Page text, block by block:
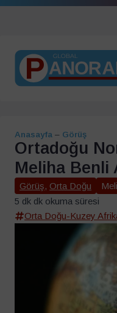
Anasayfa – Görüş
Ortadoğu
Meliha Benli
Görüş, Orta Doğu
5 dk dk okuma süresi
Orta Doğu-Kuzey